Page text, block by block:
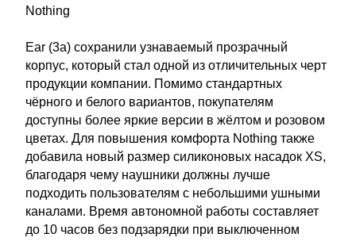
Nothing
Ear (3a) сохранили узнаваемый прозрачный
корпус, который стал одной из отличительных черт
продукции компании. Помимо стандартных
чёрного и белого вариантов, покупателям
доступны более яркие версии в жёлтом и розовом
цветах. Для повышения комфорта Nothing также
добавила новый размер силиконовых насадок XS,
благодаря чему наушники должны лучше
подходить пользователям с небольшими ушными
каналами. Время автономной работы составляет
до 10 часов без подзарядки при выключенном